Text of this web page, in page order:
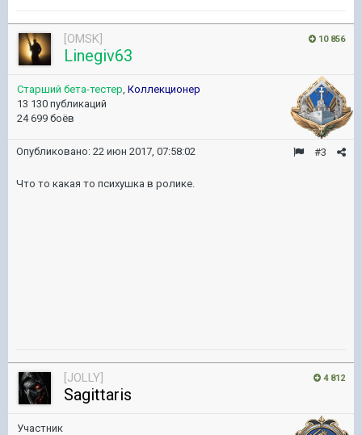
10 856
[OMSK]
Linegiv63
Старший бета-тестер, Коллекционер
13 130 публикаций
24 699 боёв
#3
Опубликовано: 22 июн 2017, 07:58:02
Что то какая то психушка в ролике.
4 812
[JOLLY]
Sagittaris
Участник